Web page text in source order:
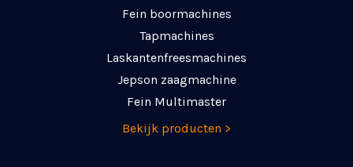
Fein boormachines
Tapmachines
Laskanten­freesmachines
Jepson zaagmachine
Fein Multimaster
Bekijk producten >